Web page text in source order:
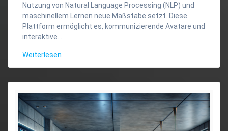
Nutzung von Natural Language Processing (NLP) und
maschinellem Lernen neue Maßstäbe setzt. Diese
Plattform ermöglicht es, kommunizierende Avatare und
interaktive…
Weiterlesen